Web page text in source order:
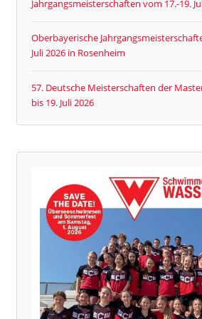
Jahrgangsmeisterschaften vom 17.-19.
Oberbayerische
Juli 2026 in Rosenheim
57. Deutsche Meisterschaften der
bis 19. Juli 2026